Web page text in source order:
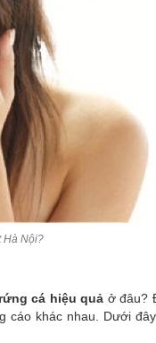
Hà Nội?
cá hiệu quả ở đâu?
cáo khác nhau. Dưới